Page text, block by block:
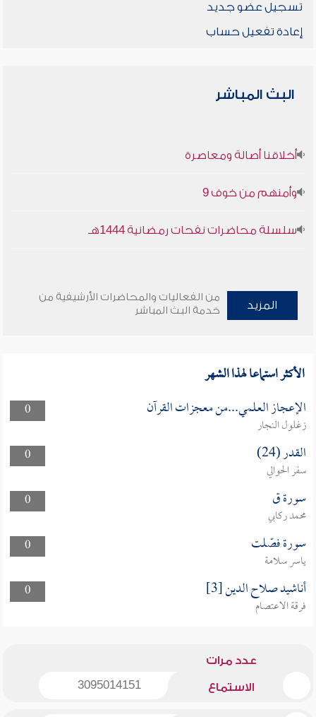
تسجيل عضو جديد
إعادة تفعيل حساب
البث المباشر
أخلاقنا أصالة ومعاصرة
وأمنهم من خوف 9
سلسلة محاضرات نفحات رمضانية 1444هـ
المزيد
من الفعاليات والمحاضرات الأرشيفية من
خدمة البث المباشر
الأكثر استماعا لهذا الشهر
0 الإعجاز العلمي...من معجزات القرآن
زغلول النجار
0
القدر (24)
سفر الحوالي
0
سورة ق
محمد ركابي
0
سورة فصّلت
ياسر سلامة
0
أناشيد صلاح الدين [3]
فرقة الاعتصام
عدد مرات
الاستماع 3095014151